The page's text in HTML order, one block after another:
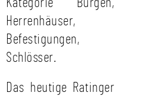
Herrenhäuser,
Befestigungen,
Schlösser.
Das heutige Ratinger